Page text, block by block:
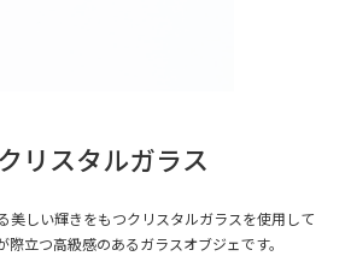
リスタルガラス
美しい輝きをもつクリスタルガラスを使用して
際立つ高級感のあるガラスオブジェです。